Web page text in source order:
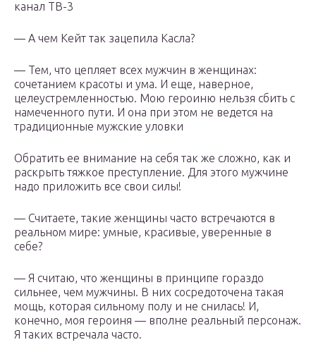
канал ТВ-3
— А чем Кейт так зацепила Касла?
— Тем, что цепляет всех мужчин в женщинах:
сочетанием красоты и ума. И еще, наверное,
целеустремленностью. Мою героиню нельзя сбить с
намеченного пути. И она при этом не ведется на
традиционные мужские уловки
Обратить ее внимание на себя так же сложно, как и
раскрыть тяжкое преступление. Для этого мужчине
надо приложить все свои силы!
— Считаете, такие женщины часто встречаются в
реальном мире: умные, красивые, уверенные в
себе?
— Я считаю, что женщины в принципе гораздо
сильнее, чем мужчины. В них сосредоточена такая
мощь, которая сильному полу и не снилась! И,
конечно, моя героиня — вполне реальный персонаж.
Я таких встречала часто.